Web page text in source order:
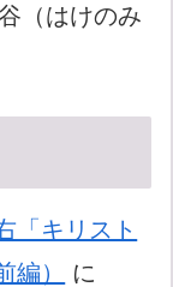
（はけのみ
「キリスト
編）
に